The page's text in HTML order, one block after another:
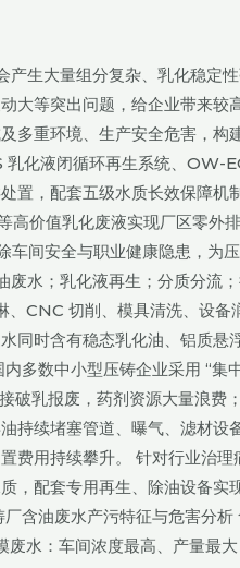
生大量组分复杂、乳化稳定
大等突出问题，给企业带来较
多重环境、生产安全危害，构
化液闭循环再生系统、OW-
置，配套五级水质长效保障机
高价值乳化废液实现厂区零外
车间安全与职业健康隐患，为
水；乳化液再生；分质分流；
CNC 切削、模具清洗、设备
同时含有稳态乳化油、铝质悬
多数中小型压铸企业采用 “集
破乳报废，药剂资源大量浪费
持续堵塞管道、曝气、滤材设
费用持续攀升。 针对行业治理
，配套专用再生、除油设备实
含油废水产污特征与危害分析
水：车间浓度最高、产量最